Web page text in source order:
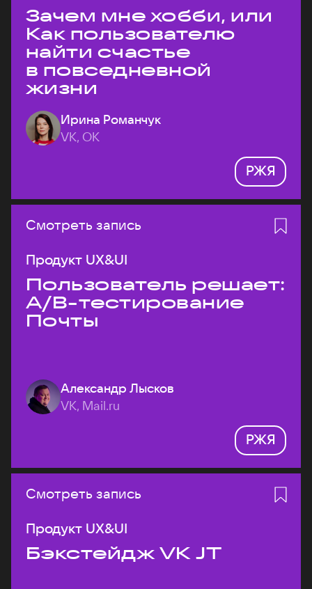
Зачем мне хобби, или
Как пользователю
найти счастье
в повседневной
жизни
Ирина Романчук
VK, ОК
РЖЯ
Смотреть запись
Продукт UX&UI
Пользователь решает:
A/B-тестирование
Почты
Александр Лысков
VK, Mail.ru
РЖЯ
Смотреть запись
Продукт UX&UI
Бэкстейдж VK JT